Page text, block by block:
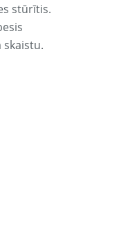
stūrītis.
skaistu.